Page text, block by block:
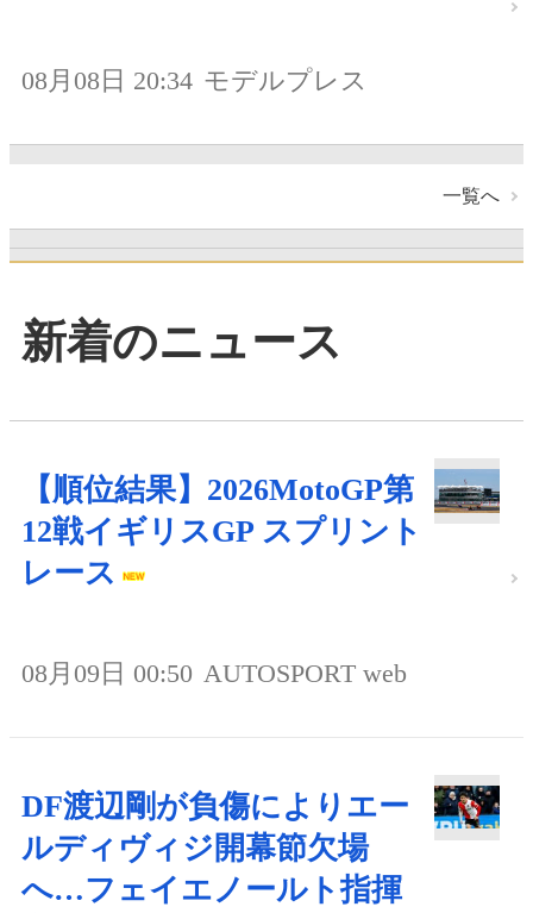
08月08日 20:34 モデルプレス
一覧へ
新着のニュース
【順位結果】2026MotoGP第
12戦イギリスGP スプリント
レース
08月09日 00:50 AUTOSPORT web
DF渡辺剛が負傷によりエー
ルディヴィジ開幕節欠場
へ…フェイエノールト指揮